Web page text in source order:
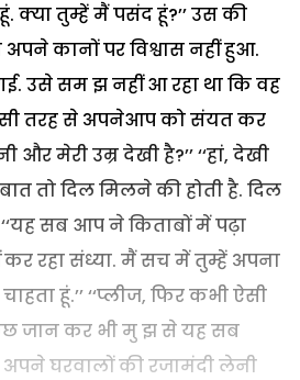
क्या तुम्हें मैं पसंद हूं?’’ उस की
कानों पर विश्वास नहीं हुआ.
उसे सम झ नहीं आ रहा था कि वह
तरह से अपनेआप को संयत कर
मेरी उम्र देखी है?’’ ‘‘हां, देखी
तो दिल मिलने की होती है. दिल
‘‘यह सब आप ने किताबों में पढ़ा
कर रहा संध्या. मैं सच में तुम्हें अपना
हूं.’’ ‘‘प्लीज, फिर कभी ऐसी
जान कर भी मु झ से यह सब
घरवालों की रजामंदी लेनी